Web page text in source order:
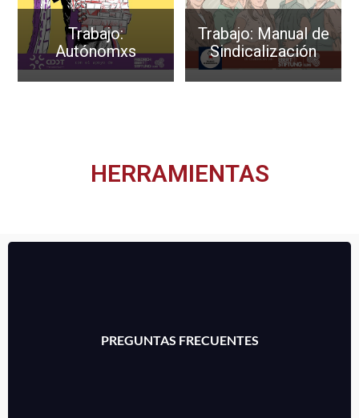
Trabajo:
Autónomxs
Trabajo: Manual de
Sindicalización
HERRAMIENTAS
PREGUNTAS FRECUENTES
VER MÁS